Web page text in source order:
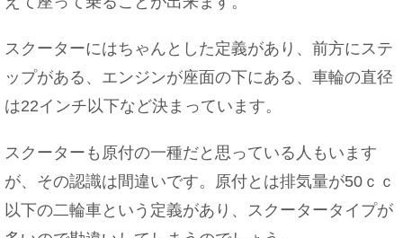
収する方法
意外と知らない！？みりんと砂糖の違いや使い分
けについて
スクーターにはちゃんとした定義があり、前方にステ
ップがある、エンジンが座面の下にある、車輪の直径
は22インチ以下など決まっています。
スクーターも原付の一種だと思っている人もいます
が、その認識は間違いです。原付とは排気量が50ｃｃ
以下の二輪車という定義があり、スクータータイプが